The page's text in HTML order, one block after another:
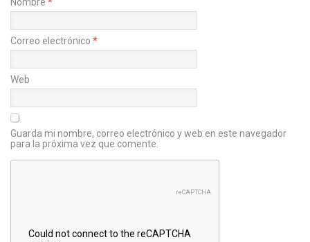
Correo electrónico *
Web
Guarda mi nombre, correo electrónico y web en este navegador
para la próxima vez que comente.